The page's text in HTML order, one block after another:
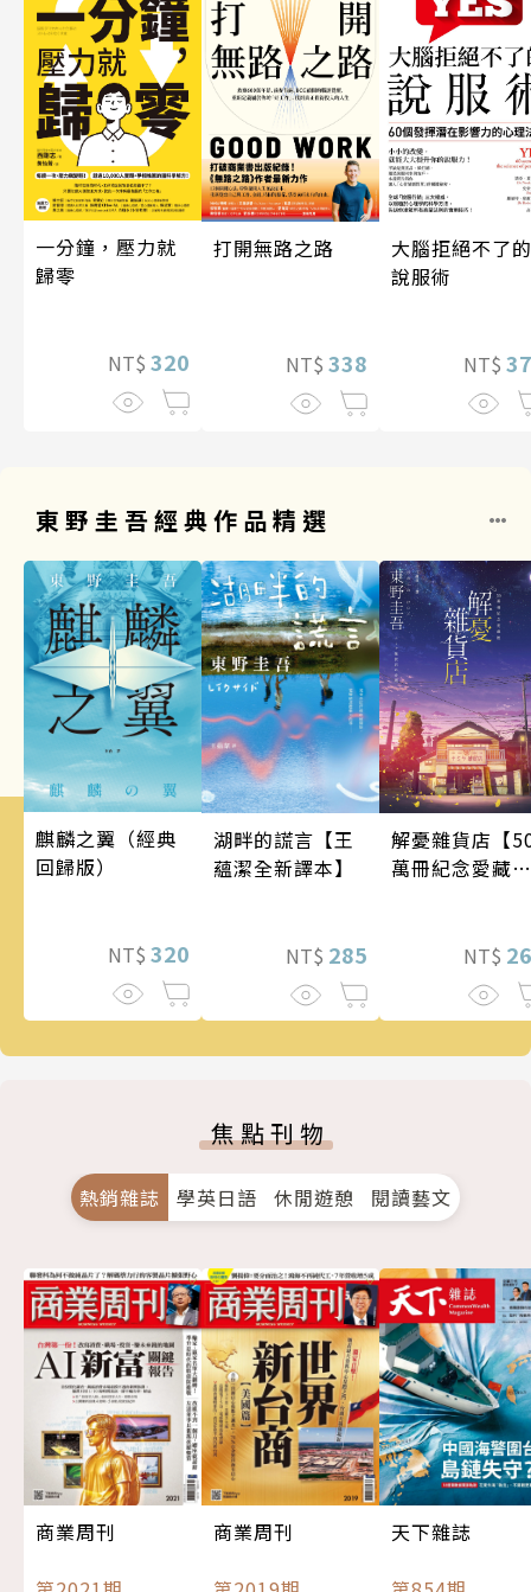
一分鐘，壓力就
歸零
NT$ 320
打開無路之路
NT$ 338
大腦拒絕不了的
說服術
NT$
東野圭吾經典作品精選
麒麟之翼（經典
回歸版）
NT$ 320
湖畔的謊言【王
蘊潔全新譯本】
NT$ 285
解憂雜貨店【
萬冊紀念愛藏
NT$
焦點刊物
熱銷雜誌 學英日語 休閒遊憩 閱讀藝文
商業周刊
商業周刊
天下雜誌